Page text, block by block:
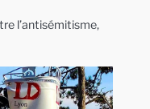
l’antisémitisme,